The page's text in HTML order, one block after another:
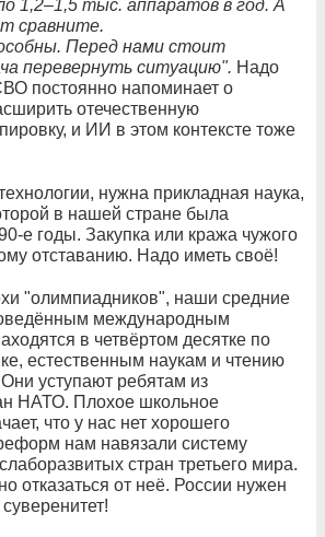
1,2–1,5 тыс. аппаратов в год. А
сравните.
Перед нами стоит
перевернуть ситуацию". Надо
постоянно напоминает о
отечественную
и ИИ в этом контексте тоже
нужна прикладная наука,
в нашей стране была
е годы. Закупка или кража чужого
отставанию. Надо иметь своё!
"олимпиадников", наши средние
международным
в четвёртом десятке по
естественным наукам и чтению
уступают ребятам из
НАТО. Плохое школьное
что у нас нет хорошего
нам навязали систему
стран третьего мира.
отказаться от неё. России нужен